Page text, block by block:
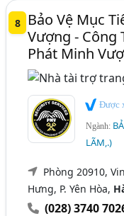
8
Bảo Vệ Mục
Vượng - Công
Phát Minh
Được
Ngành:
LÃM,.)
Phòng 20910,
Hưng, P. Yên Hòa,
(028) 3740